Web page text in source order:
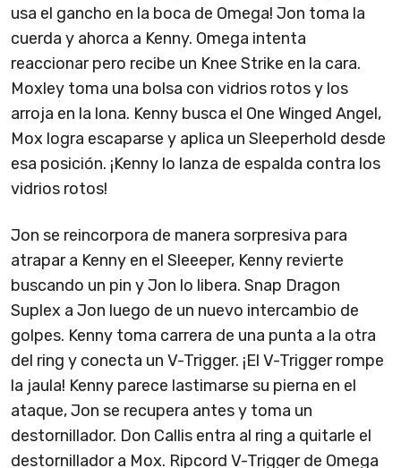
usa el gancho en la boca de Omega! Jon toma la
cuerda y ahorca a Kenny. Omega intenta
reaccionar pero recibe un Knee Strike en la cara.
Moxley toma una bolsa con vidrios rotos y los
arroja en la lona. Kenny busca el One Winged Angel,
Mox logra escaparse y aplica un Sleeperhold desde
esa posición. ¡Kenny lo lanza de espalda contra los
vidrios rotos!
Jon se reincorpora de manera sorpresiva para
atrapar a Kenny en el Sleeeper, Kenny revierte
buscando un pin y Jon lo libera. Snap Dragon
Suplex a Jon luego de un nuevo intercambio de
golpes. Kenny toma carrera de una punta a la otra
del ring y conecta un V-Trigger. ¡El V-Trigger rompe
la jaula! Kenny parece lastimarse su pierna en el
ataque, Jon se recupera antes y toma un
destornillador. Don Callis entra al ring a quitarle el
destornillador a Mox. Ripcord V-Trigger de Omega